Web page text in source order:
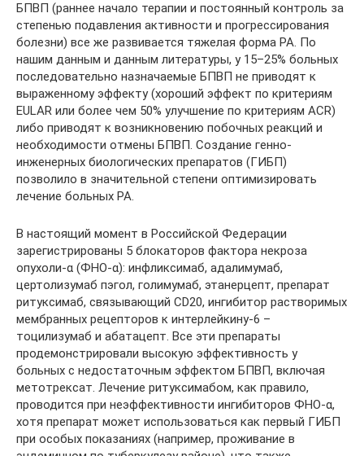
БПВП (раннее начало терапии и постоянный контроль за
степенью подавления активности и прогрессирования
болезни) все же развивается тяжелая форма РА. По
нашим данным и данным литературы, у 15–25% больных
последовательно назначаемые БПВП не приводят к
выраженному эффекту (хороший эффект по критериям
EULAR или более чем 50% улучшение по критериям ACR)
либо приводят к возникновению побочных реакций и
необходимости отмены БПВП. Создание генно-
инженерных биологических препаратов (ГИБП)
позволило в значительной степени оптимизировать
лечение больных РА.
В настоящий момент в Российской Федерации
зарегистрированы 5 блокаторов фактора некроза
опухоли-α (ФНО-α): инфликсимаб, адалимумаб,
цертолизумаб пэгол, голимумаб, этанерцепт, препарат
ритуксимаб, связывающий CD20, ингибитор растворимых
мембранных рецепторов к интерлейкину-6 –
тоцилизумаб и абатацепт. Все эти препараты
продемонстрировали высокую эффективность у
больных с недостаточным эффектом БПВП, включая
метотрексат. Лечение ритуксимабом, как правило,
проводится при неэффективности ингибиторов ФНО-α,
хотя препарат может использоваться как первый ГИБП
при особых показаниях (например, проживание в